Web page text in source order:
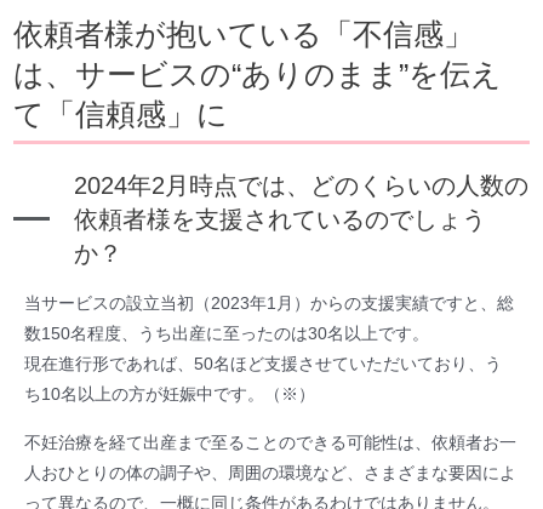
依頼者様が抱いている「不信感」
は、サービスの“ありのまま”を伝え
て「信頼感」に
2024年2月時点では、どのくらいの人数の
依頼者様を支援されているのでしょう
か？
当サービスの設立当初（2023年1月）からの支援実績ですと、総
数150名程度、うち出産に至ったのは30名以上です。
現在進行形であれば、50名ほど支援させていただいており、う
ち10名以上の方が妊娠中です。（※）
不妊治療を経て出産まで至ることのできる可能性は、依頼者お一
人おひとりの体の調子や、周囲の環境など、さまざまな要因によ
って異なるので、一概に同じ条件があるわけではありません。